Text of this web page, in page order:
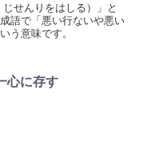
せんりをはしる）」と
語で「悪い行ないや悪い
う意味です。
心に存す